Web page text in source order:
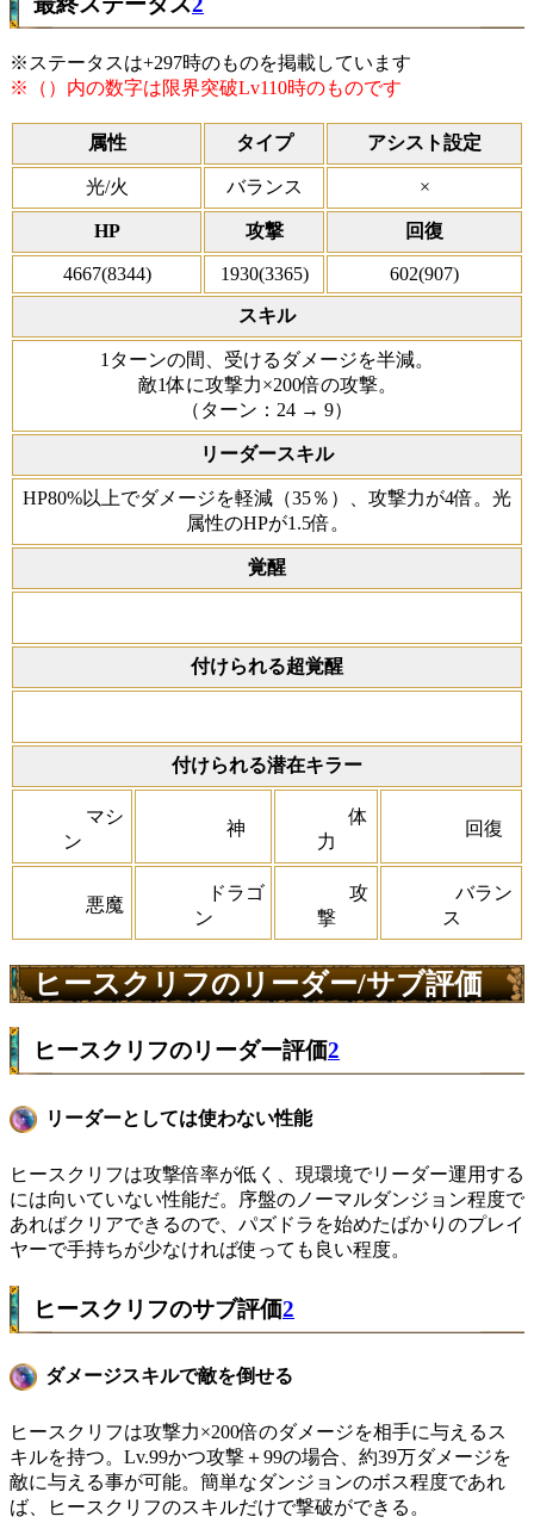
※ステータスは+297時のものを掲載しています
※（）内の数字は限界突破Lv110時のものです
属性 タイプ アシスト設定
光/火 バランス ×
HP 攻撃 回復
4667(8344) 1930(3365) 602(907)
スキル
1ターンの間、受けるダメージを半減。
敵1体に攻撃力×200倍の攻撃。
（ターン：24 → 9）
リーダースキル
HP80%以上でダメージを軽減（35％）、攻撃力が4倍。光
属性のHPが1.5倍。
覚醒
付けられる超覚醒
付けられる潜在キラー
マシ
ン
神
体
力
回復
悪魔
ドラゴ
ン
攻
撃
バラン
ス
ヒースクリフのリーダー/サブ評価
ヒースクリフのリーダー評価2
リーダーとしては使わない性能
ヒースクリフは攻撃倍率が低く、現環境でリーダー運用する
には向いていない性能だ。序盤のノーマルダンジョン程度で
あればクリアできるので、パズドラを始めたばかりのプレイ
ヤーで手持ちが少なければ使っても良い程度。
ヒースクリフのサブ評価2
ダメージスキルで敵を倒せる
ヒースクリフは攻撃力×200倍のダメージを相手に与えるス
キルを持つ。Lv.99かつ攻撃＋99の場合、約39万ダメージを
敵に与える事が可能。簡単なダンジョンのボス程度であれ
ば、ヒースクリフのスキルだけで撃破ができる。